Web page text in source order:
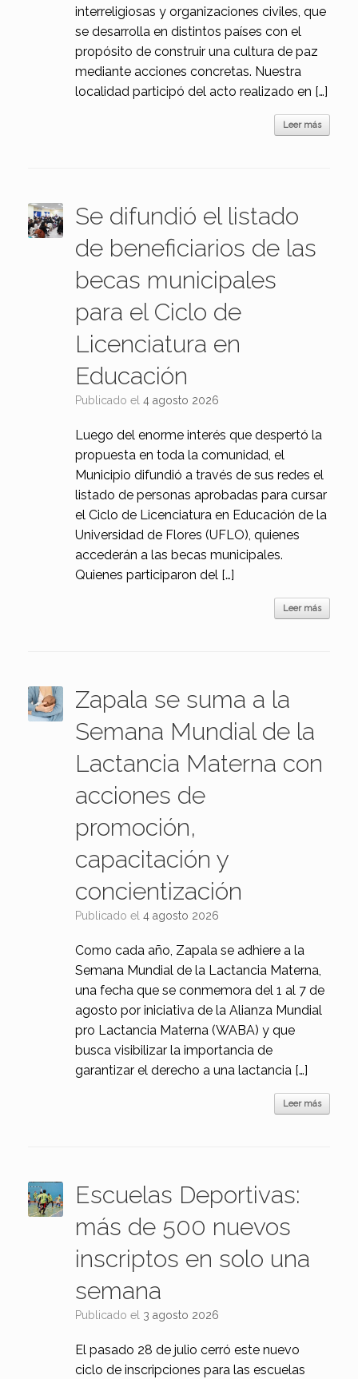
interreligiosas y organizaciones civiles, que
se desarrolla en distintos países con el
propósito de construir una cultura de paz
mediante acciones concretas. Nuestra
localidad participó del acto realizado en […]
Leer más
Se difundió el listado
de beneficiarios de las
becas municipales
para el Ciclo de
Licenciatura en
Educación
Publicado el 4 agosto 2026
Luego del enorme interés que despertó la
propuesta en toda la comunidad, el
Municipio difundió a través de sus redes el
listado de personas aprobadas para cursar
el Ciclo de Licenciatura en Educación de la
Universidad de Flores (UFLO), quienes
accederán a las becas municipales.
Quienes participaron del […]
Leer más
Zapala se suma a la
Semana Mundial de la
Lactancia Materna con
acciones de
promoción,
capacitación y
concientización
Publicado el 4 agosto 2026
Como cada año, Zapala se adhiere a la
Semana Mundial de la Lactancia Materna,
una fecha que se conmemora del 1 al 7 de
agosto por iniciativa de la Alianza Mundial
pro Lactancia Materna (WABA) y que
busca visibilizar la importancia de
garantizar el derecho a una lactancia […]
Leer más
Escuelas Deportivas:
más de 500 nuevos
inscriptos en solo una
semana
Publicado el 3 agosto 2026
El pasado 28 de julio cerró este nuevo
ciclo de inscripciones para las escuelas